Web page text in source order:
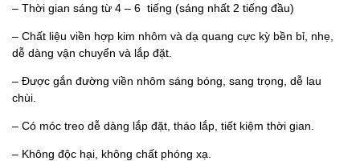
– Thời gian sáng từ 4 – 6 tiếng (sáng nhất 2 tiếng đầu)
– Chất liệu viền hợp kim nhôm và dạ quang cực kỳ bền bỉ, nhẹ,
dễ dàng vận chuyển và lắp đặt.
– Được gắn đường viền nhôm sáng bóng, sang trọng, dễ lau
chùi.
– Có móc treo dễ dàng lắp đặt, tháo lắp, tiết kiệm thời gian.
– Không độc hại, không chất phóng xạ.